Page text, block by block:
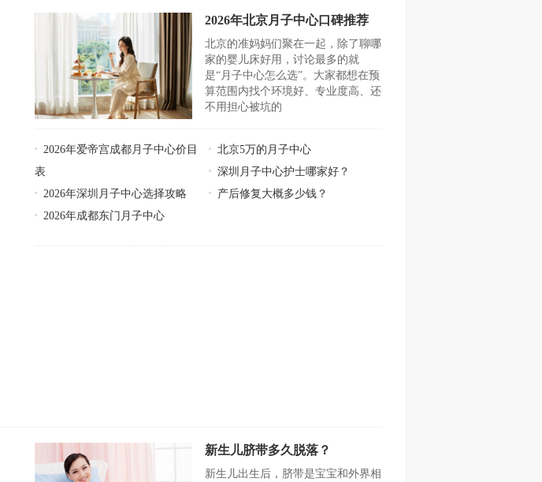
2026年北京月子中心口碑推荐
北京的准妈妈们聚在一起，除了聊哪
家的婴儿床好用，讨论最多的就
是“月子中心怎么选”。大家都想在预
算范围内找个环境好、专业度高、还
不用担心被坑的
2026年爱帝宫成都月子中心价目
表
北京5万的月子中心
深圳月子中心护士哪家好？
2026年深圳月子中心选择攻略
产后修复大概多少钱？
2026年成都东门月子中心
新生儿脐带多久脱落？
新生儿出生后，脐带是宝宝和外界相